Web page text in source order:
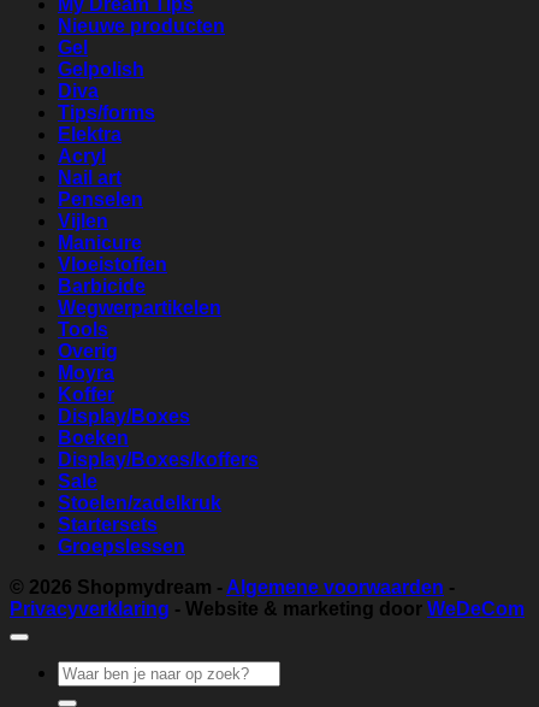
My Dream Tips
Nieuwe producten
Gel
Gelpolish
Diva
Tips/forms
Elektra
Acryl
Nail art
Penselen
Vijlen
Manicure
Vloeistoffen
Barbicide
Wegwerpartikelen
Tools
Overig
Moyra
Koffer
Display/Boxes
Boeken
Display/Boxes/koffers
Sale
Stoelen/zadelkruk
Startersets
Groepslessen
© 2026 Shopmydream - Algemene voorwaarden -
Privacyverklaring - Website & marketing door WeDeCom
Zoeken
naar: